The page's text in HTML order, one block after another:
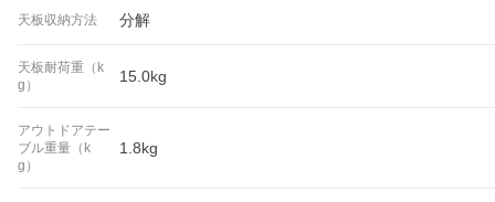
天板収納方法 分解
天板耐荷重（k
g）
15.0kg
アウトドアテー
ブル重量（k
g）
1.8kg